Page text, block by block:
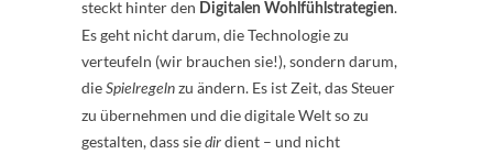
steckt hinter den Digitalen Wohlfühlstrategien.
Es geht nicht darum, die Technologie zu
verteufeln (wir brauchen sie!), sondern darum,
die Spielregeln zu ändern. Es ist Zeit, das Steuer
zu übernehmen und die digitale Welt so zu
gestalten, dass sie dir dient – und nicht